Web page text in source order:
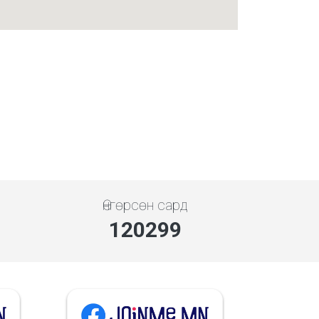
Өнгөрсөн сард
144359